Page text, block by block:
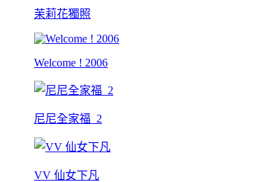
茉莉花獨照
Welcome ! 2006
尼尼全家福_2
VV 仙女下凡